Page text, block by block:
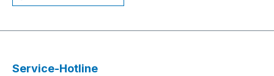
Service-Hotline